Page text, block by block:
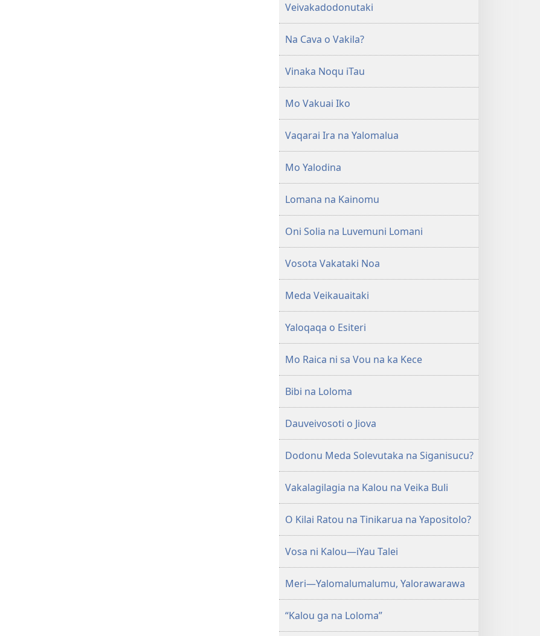
Veivakadodonutaki
Na Cava o Vakila?
Vinaka Noqu iTau
Mo Vakuai Iko
Vaqarai Ira na Yalomalua
Mo Yalodina
Lomana na Kainomu
Oni Solia na Luvemuni Lomani
Vosota Vakataki Noa
Meda Veikauaitaki
Yaloqaqa o Esiteri
Mo Raica ni sa Vou na ka Kece
Bibi na Loloma
Dauveivosoti o Jiova
Dodonu Meda Solevutaka na Siganisucu?
Vakalagilagia na Kalou na Veika Buli
O Kilai Ratou na Tinikarua na Yapositolo?
Vosa ni Kalou—iYau Talei
Meri—Yalomalumalumu, Yalorawarawa
“Kalou ga na Loloma”